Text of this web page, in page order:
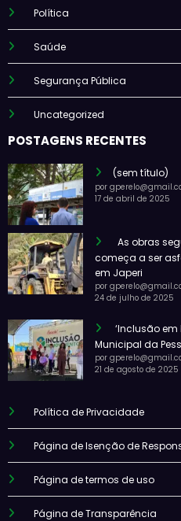
Política
Saúde
Segurança Pública
Uncategorized
POSTAGENS RECENTES
(sem título)
por
17 de abril de 2025
As obras
começa a ser
em Japeri
por
24 de julho de 2025
‘Inclusão
Municipal da
por
21 de agosto de 2025
Política de Privacidade
Página de Isenção de
Página de termos de uso
Página de Transparência